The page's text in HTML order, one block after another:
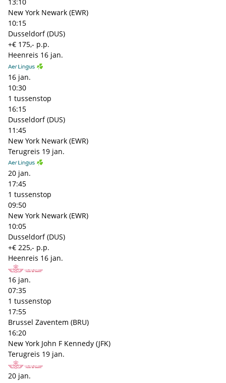
13:10
New York Newark (EWR)
10:15
Dusseldorf (DUS)
+€ 175,- p.p.
Heenreis 16 jan.
16 jan.
10:30
1 tussenstop
16:15
Dusseldorf (DUS)
11:45
New York Newark (EWR)
Terugreis 19 jan.
20 jan.
17:45
1 tussenstop
09:50
New York Newark (EWR)
10:05
Dusseldorf (DUS)
+€ 225,- p.p.
Heenreis 16 jan.
16 jan.
07:35
1 tussenstop
17:55
Brussel Zaventem (BRU)
16:20
New York John F Kennedy (JFK)
Terugreis 19 jan.
20 jan.